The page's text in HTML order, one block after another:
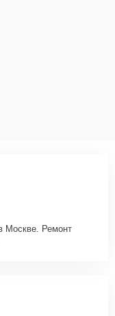
Москве. Ремонт